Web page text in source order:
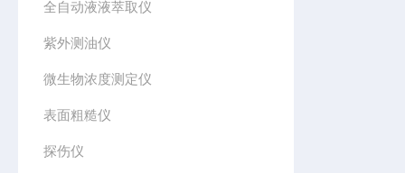
全自动液液萃取仪
紫外测油仪
微生物浓度测定仪
表面粗糙仪
探伤仪